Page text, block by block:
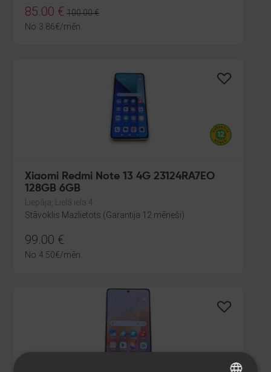
85.00 € 100.00€
No 3.86€/mēn.
Xiaomi Redmi Note 13 4G 23124RA7EO
128GB 6GB
Liepāja, Lielā iela 4
Stāvoklis Mazlietots (Garantija 12 mēneši)
99.00 €
No 4.50€/mēn.